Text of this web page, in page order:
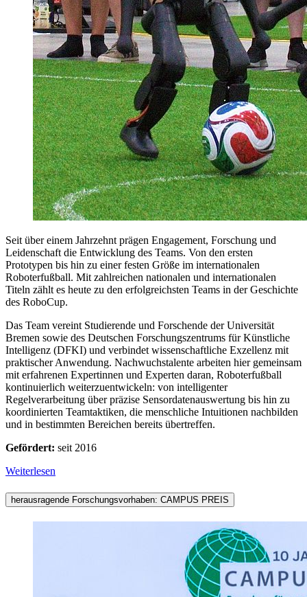
Seit über einem Jahrzehnt prägen Engagement, Forschung und
Leidenschaft die Entwicklung des Teams. Von den ersten
Prototypen bis hin zu einer festen Größe im internationalen
Roboterfußball. Mit zahlreichen nationalen und internationalen
Titeln zählt es heute zu den erfolgreichsten Teams in der Geschichte
des RoboCup.
Das Team vereint Studierende und Forschende der Universität
Bremen sowie des Deutschen Forschungszentrums für Künstliche
Intelligenz (DFKI) und verbindet wissenschaftliche Exzellenz mit
praktischer Anwendung. Nachwuchstalente arbeiten hier gemeinsam
mit erfahrenen Expertinnen und Experten daran, Roboterfußball
kontinuierlich weiterzuentwickeln: von intelligenter
Regelverarbeitung über präzise Sensordatenauswertung bis hin zu
koordinierten Teamtaktiken, die menschliche Intuitionen nachbilden
und in bestimmten Bereichen bereits übertreffen.
Gefördert: seit 2016
Weiterlesen
herausragende Forschungsvorhaben: CAMPUS PREIS